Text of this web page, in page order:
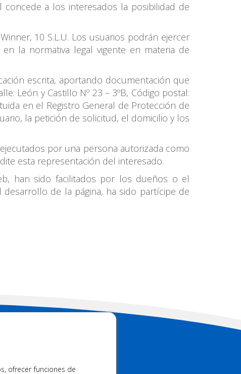
ofrecer funciones de
concede a los interesados la posibilidad de
10 S.L.U. Los usuarios podrán ejercer
la normativa legal vigente en materia de
escrita, aportando documentación que
León y Castillo Nº 23 – 3ºB, Código postal:
en el Registro General de Protección de
la petición de solicitud, el domicilio y los
por una persona autorizada como
esta representación del interesado.
han sido facilitados por los dueños o el
desarrollo de la página, ha sido partícipe de